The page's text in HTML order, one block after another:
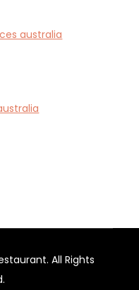
australia
All Rights